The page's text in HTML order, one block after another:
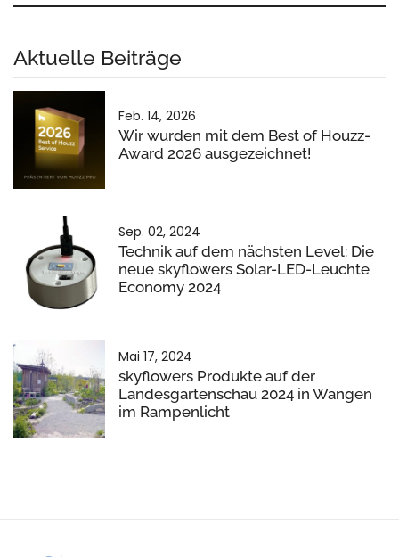
Aktuelle Beiträge
Feb. 14, 2026
Wir wurden mit dem Best of Houzz-
Award 2026 ausgezeichnet!
Sep. 02, 2024
Technik auf dem nächsten Level: Die
neue skyflowers Solar-LED-Leuchte
Economy 2024
Mai 17, 2024
skyflowers Produkte auf der
Landesgartenschau 2024 in Wangen
im Rampenlicht